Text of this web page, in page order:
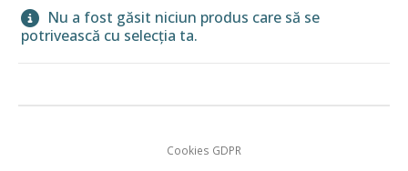
Nu a fost găsit niciun produs care să se
potrivească cu selecția ta.
Cookies GDPR